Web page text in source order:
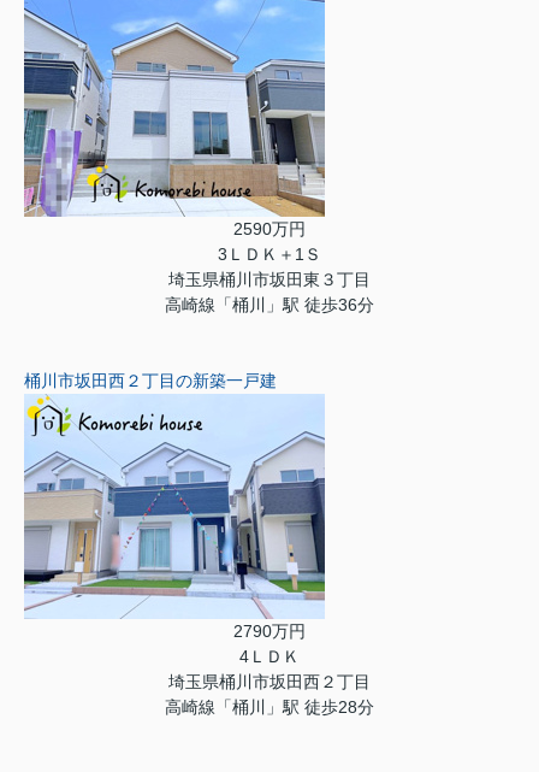
2590万円
3ＬＤＫ＋1Ｓ
埼玉県桶川市坂田東３丁目
高崎線「桶川」駅 徒歩36分
桶川市坂田西２丁目の新築一戸建
2790万円
4ＬＤＫ
埼玉県桶川市坂田西２丁目
高崎線「桶川」駅 徒歩28分